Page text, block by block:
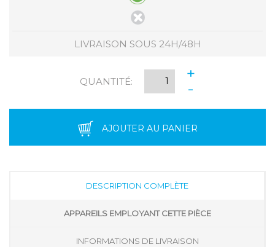
LIVRAISON SOUS 24H/48H
QUANTITÉ:
+
-
AJOUTER AU PANIER
DESCRIPTION COMPLÈTE
APPAREILS EMPLOYANT CETTE PIÈCE
INFORMATIONS DE LIVRAISON